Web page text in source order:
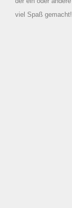
viel Spaß gemacht!